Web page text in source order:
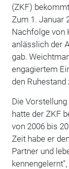
(ZKF)
Zum 1. Januar
Nachfolge von
anlässlich der
gab.
engagiertem
den Ruhestand
Die
hatte der ZKF
von 2006 bis
Zeit habe er
Partner und